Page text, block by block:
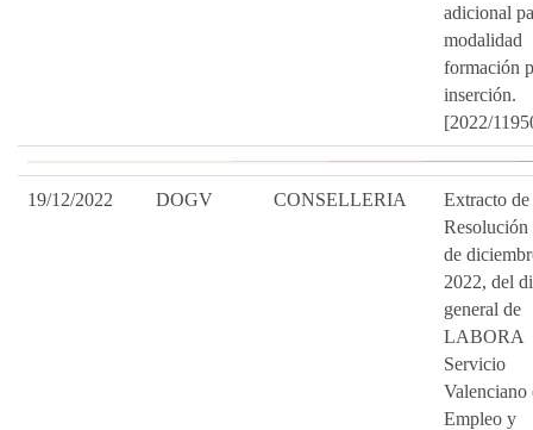
adicional
modalidad
formación
inserción.
[2022/
19/12/2022 DOGV CONSELLERIA
Extracto de
Resolución
de
2022, del
general de
LABORA
Servicio
Valenciano
Empleo y